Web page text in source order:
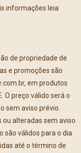
informações leia
de propriedade de
e promoções são
em produtos
O preço válido será o
sem aviso prévio.
ou alteradas sem aviso
são válidos para o dia
até o término de